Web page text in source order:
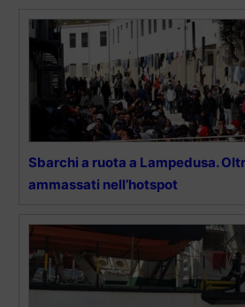
Sbarchi a ruota a Lampedusa.
ammassati nell’hotspot